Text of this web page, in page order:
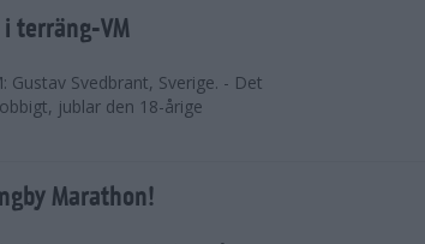
terräng-VM
Svedbrant, Sverige. - Det
jublar den 18-årige
Marathon!